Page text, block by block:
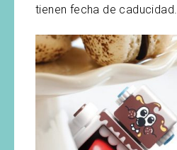
tienen fecha de caducidad.